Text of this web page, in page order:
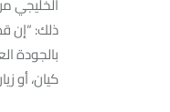
ذلك: “إن
بالجودة
كيان، أو